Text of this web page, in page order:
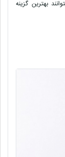
بهترین گزینه